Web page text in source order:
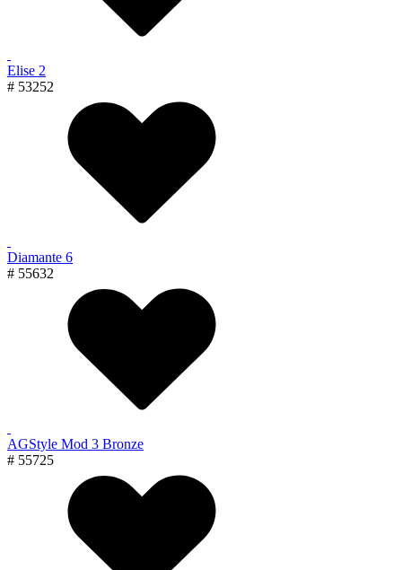
Elise 2
# 53252
Diamante 6
# 55632
AGStyle Mod 3 Bronze
# 55725